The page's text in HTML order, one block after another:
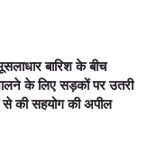
बारिश के बीच
के लिए सड़कों पर उतरी
से की सहयोग की अपील